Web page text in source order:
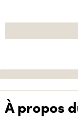
À propos